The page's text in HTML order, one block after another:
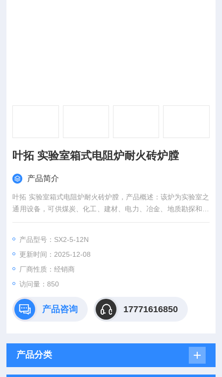
叶拓 实验室箱式电阻炉耐火砖炉膛
产品简介
叶拓 实验室箱式电阻炉耐火砖炉膛，产品概述：该炉为实验室之
通用设备，可供煤炭、化工、建材、电力、冶金、地质勘探和科
研单位实验室做烧结加热及处理等用。
产品型号：SX2-5-12N
更新时间：2025-12-08
厂商性质：经销商
访问量：850
产品咨询 17771616850
产品分类